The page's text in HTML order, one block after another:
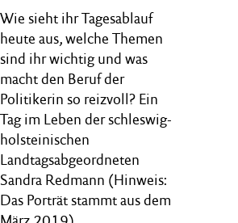
Wie sieht ihr Tagesablauf
heute aus, welche Themen
sind ihr wichtig und was
macht den Beruf der
Politikerin so reizvoll? Ein
Tag im Leben der schleswig-
holsteinischen
Landtagsabgeordneten
Sandra Redmann (Hinweis:
Das Porträt stammt aus dem